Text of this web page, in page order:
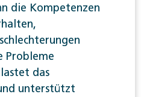
die Kompetenzen
Probleme
das
unterstützt